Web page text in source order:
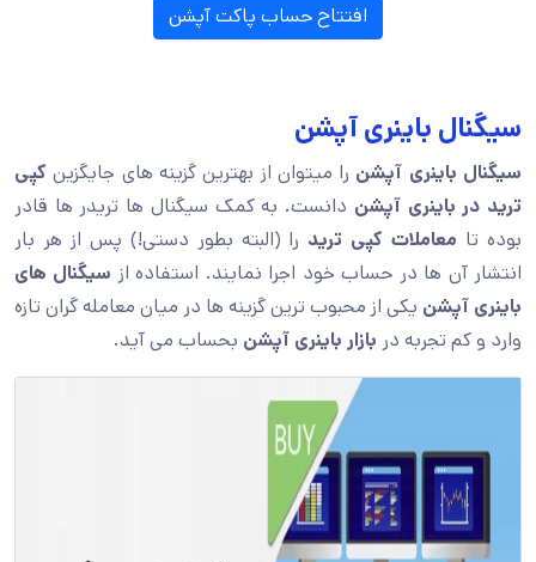
افتتاح حساب پاکت آپشن
سیگنال باینری آپشن
سیگنال باینری آپشن را میتوان از بهترین گزینه های جایگزین کپی
ترید در باینری آپشن دانست. به کمک سیگنال ها تریدر ها قادر
بوده تا معاملات کپی ترید را (البته بطور دستی!) پس از هر بار
انتشار آن ها در حساب خود اجرا نمایند. استفاده از سیگنال های
باینری آپشن یکی از محبوب ترین گزینه ها در میان معامله گران تازه
وارد و کم تجربه در بازار باینری آپشن بحساب می آید.